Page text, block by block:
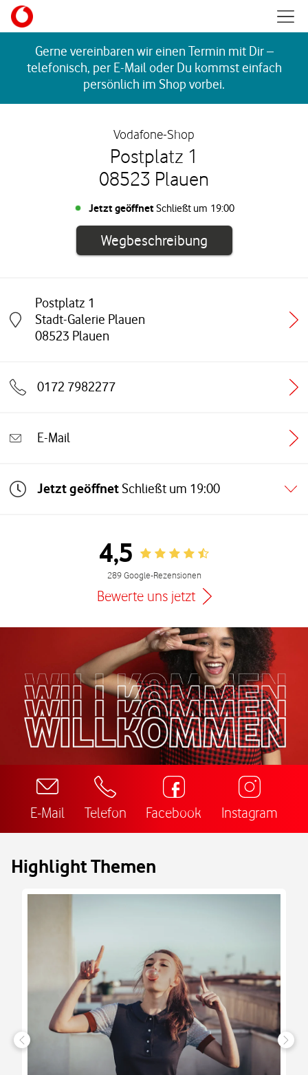
Skip to content
Gerne vereinbaren wir einen Termin mit Dir –
telefonisch, per E-Mail oder Du kommst einfach
persönlich im Shop vorbei.
Vodafone-Shop
Postplatz 1
08523 Plauen
Jetzt geöffnetSchließt um 19:00
WegbeschreibungLink öffnet in
Postplatz 1
Stadt-Galerie Plauen
08523 Plauen
Link öffnet in einem neuen Tab
0172 7982277
E-Mail
Jetzt geöffnet Schließt um 19:00
4,5 Rating 4.5
289 Google-Rezensionen
Bewerte uns jetzt
E-Mail Telefon Facebook Instagram
Highlight Themen